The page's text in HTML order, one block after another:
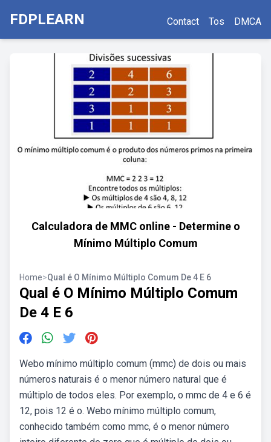
FDPLEARN Contact Tos DMCA
Calculadora de MMC online - Determine o
Mínimo Múltiplo Comum
Home>Qual é O Mínimo Múltiplo Comum De 4 E 6
Qual é O Mínimo Múltiplo Comum
De 4 E 6
Webo mínimo múltiplo comum (mmc) de dois ou mais
números naturais é o menor número natural que é
múltiplo de todos eles. Por exemplo, o mmc de 4 e 6 é
12, pois 12 é o. Webo mínimo múltiplo comum,
conhecido também como mmc, é o menor número